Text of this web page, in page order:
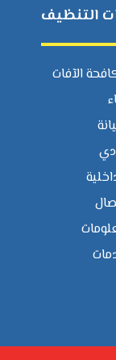
التنظيف
الآفات